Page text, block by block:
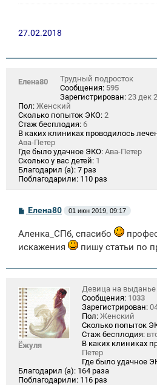
27.02.2018
Елена80
Трудный подросток
Сообщения: 595
Зарегистрирован: 23 дек
Пол: Женский
Сколько попыток ЭКО: 2
Стаж бесплодия: 6
В каких клиниках проводилось
Ава-Петер
Где было удачное ЭКО: Ава-Петер
Сколько у вас детей: 1
Благодарил (а): 7 раз
Поблагодарили: 110 раз
С
о
б
е
и
Елена80 01 июн 2019, 09:17
Аленка_СПб, спасибо
искажения
пишу статьи по
Ёжуля
Девица на выданье
Сообщения: 1033
Зарегистрирован:
Пол: Женский
Сколько попыток
Стаж бесплодия:
В каких клиниках
Петер
Где было удачное
Благодарил (а): 164 раза
Поблагодарили: 116 раз